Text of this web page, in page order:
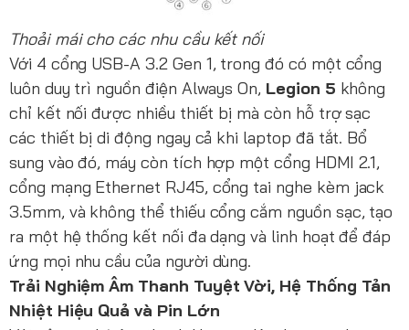
Thoải mái cho các nhu cầu kết nối
Với 4 cổng USB-A 3.2 Gen 1, trong đó có một cổng
luôn duy trì nguồn điện Always On, Legion 5 không
chỉ kết nối được nhiều thiết bị mà còn hỗ trợ sạc
các thiết bị di động ngay cả khi laptop đã tắt. Bổ
sung vào đó, máy còn tích hợp một cổng HDMI 2.1,
cổng mạng Ethernet RJ45, cổng tai nghe kèm jack
3.5mm, và không thể thiếu cổng cắm nguồn sạc, tạo
ra một hệ thống kết nối đa dạng và linh hoạt để đáp
ứng mọi nhu cầu của người dùng.
Trải Nghiệm Âm Thanh Tuyệt Vời, Hệ Thống Tản
Nhiệt Hiệu Quả và Pin Lớn